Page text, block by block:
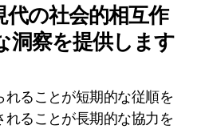
の社会的相互作
洞察を提供します
ることが短期的な従順を
れることが長期的な協力を